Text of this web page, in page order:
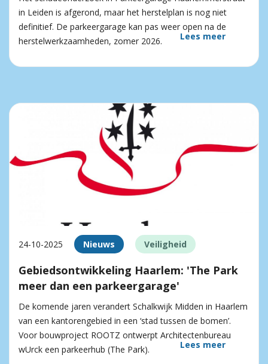
in Leiden is afgerond, maar het herstelplan is nog niet
definitief. De parkeergarage kan pas weer open na de
herstelwerkzaamheden, zomer 2026.
Lees meer
24-10-2025 Nieuws Veiligheid
Gebiedsontwikkeling Haarlem: 'The Park
meer dan een parkeergarage'
De komende jaren verandert Schalkwijk Midden in Haarlem
van een kantorengebied in een ‘stad tussen de bomen’.
Voor bouwproject ROOTZ ontwerpt Architectenbureau
wUrck een parkeerhub (The Park).
Lees meer